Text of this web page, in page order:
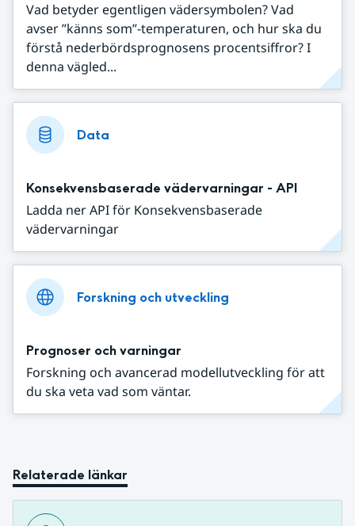
Vad betyder egentligen vädersymbolen? Vad
avser ”känns som”-temperaturen, och hur ska du
förstå nederbördsprognosens procentsiffror? I
denna vägled...
Data
Konsekvensbaserade vädervarningar - API
Ladda ner API för Konsekvensbaserade
vädervarningar
Forskning och utveckling
Prognoser och varningar
Forskning och avancerad modellutveckling för att
du ska veta vad som väntar.
Relaterade länkar